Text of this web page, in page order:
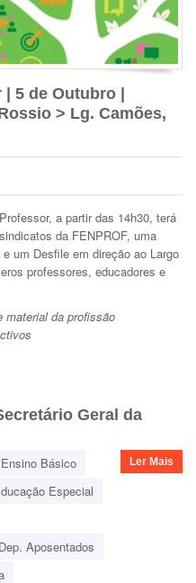
5 de Outubro |
> Lg. Camões,
, a partir das 14h30, terá
da FENPROF, uma
um Desfile em direção ao Largo
professores, educadores e
material da profissão
Geral da
Básico
Especial
Dep. Aposentados
Ler Mais